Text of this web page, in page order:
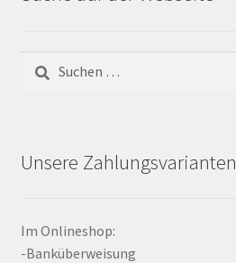
Suchen
nach:
Unsere Zahlungsvarianten
Im Onlineshop:
-Banküberweisung